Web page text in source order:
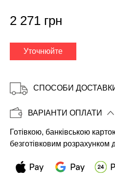
Копіювати
2 271 грн
Уточнюйте
СПОСОБИ
ВАРІАНТИ ОПЛАТИ
Готівкою, банківською
безготівковим розрахунком